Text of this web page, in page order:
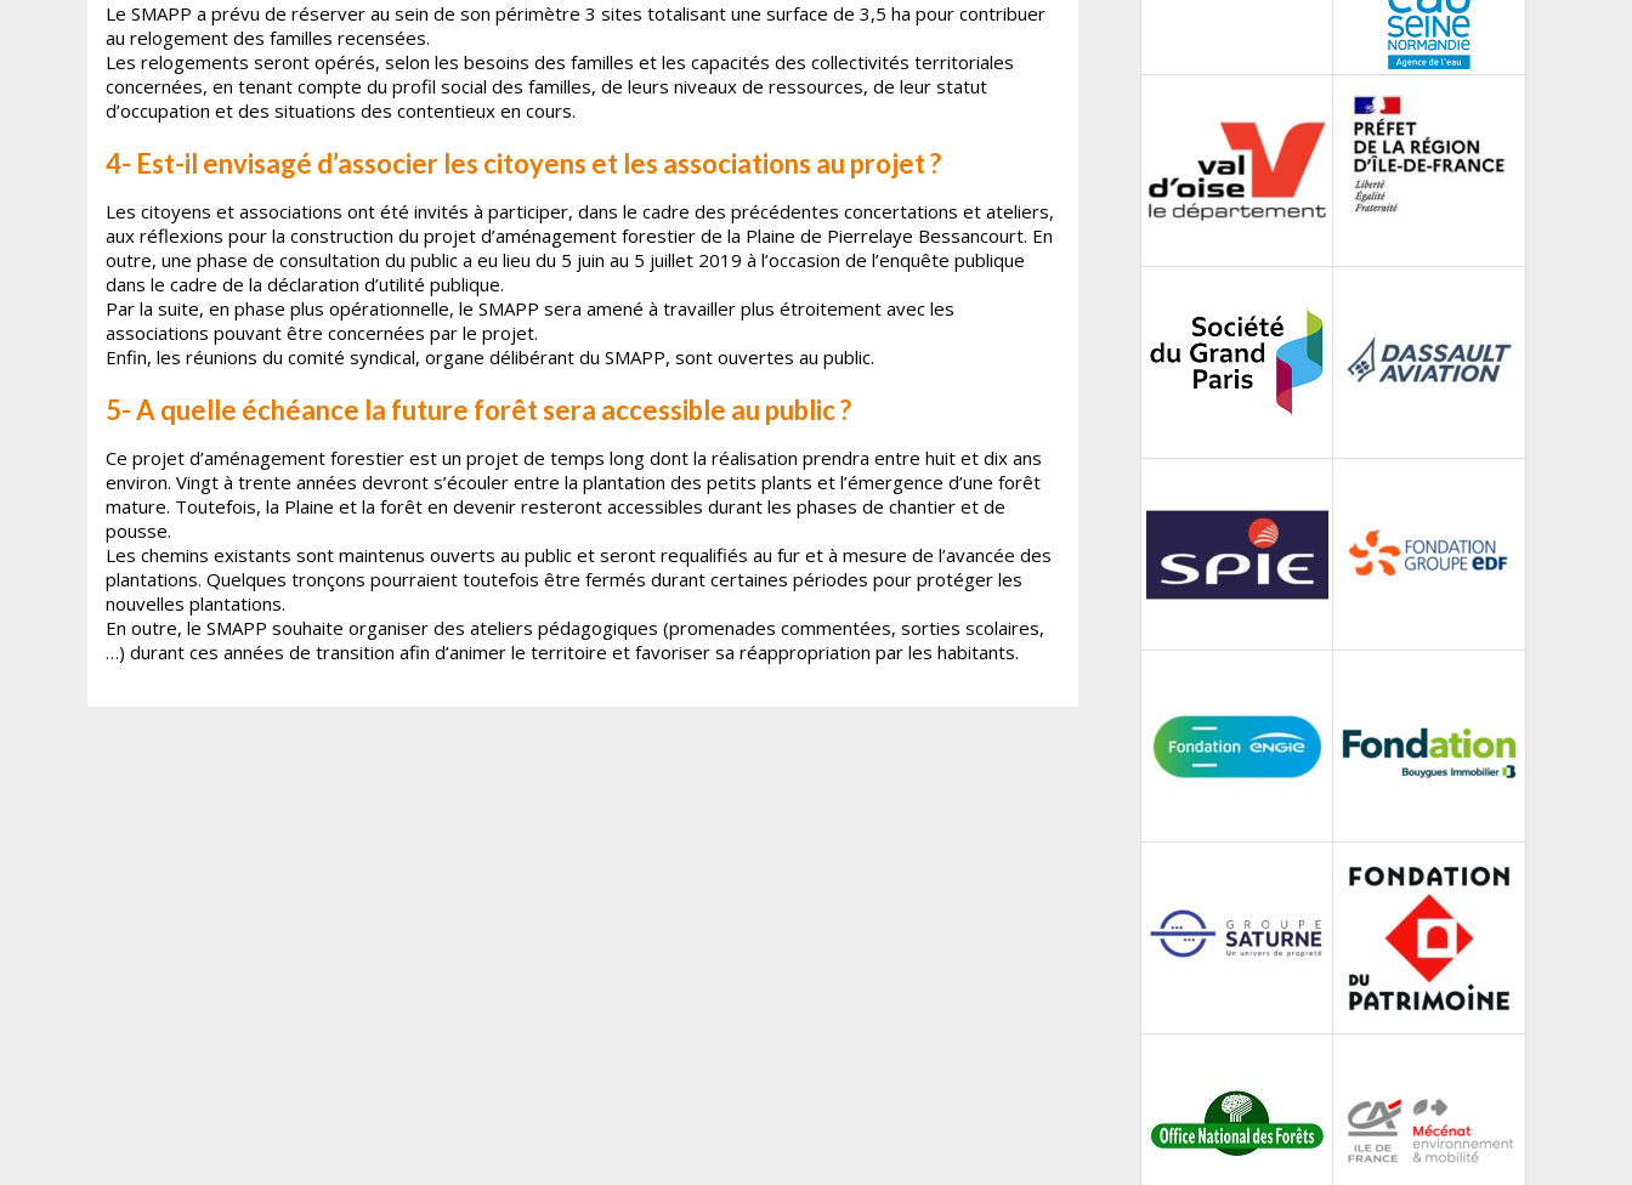
Le SMAPP a prévu de réserver au sein de son périmètre 3 sites totalisant une surface de 3,5 ha pour contribuer
au relogement des familles recensées.
Les relogements seront opérés, selon les besoins des familles et les capacités des collectivités territoriales
concernées, en tenant compte du profil social des familles, de leurs niveaux de ressources, de leur statut
d’occupation et des situations des contentieux en cours.
4- Est-il envisagé d’associer les citoyens et les associations au projet ?
Les citoyens et associations ont été invités à participer, dans le cadre des précédentes concertations et ateliers,
aux réflexions pour la construction du projet d’aménagement forestier de la Plaine de Pierrelaye Bessancourt. En
outre, une phase de consultation du public a eu lieu du 5 juin au 5 juillet 2019 à l’occasion de l’enquête publique
dans le cadre de la déclaration d’utilité publique.
Par la suite, en phase plus opérationnelle, le SMAPP sera amené à travailler plus étroitement avec les
associations pouvant être concernées par le projet.
Enfin, les réunions du comité syndical, organe délibérant du SMAPP, sont ouvertes au public.
5- A quelle échéance la future forêt sera accessible au public ?
Ce projet d’aménagement forestier est un projet de temps long dont la réalisation prendra entre huit et dix ans
environ. Vingt à trente années devront s’écouler entre la plantation des petits plants et l’émergence d’une forêt
mature. Toutefois, la Plaine et la forêt en devenir resteront accessibles durant les phases de chantier et de
pousse.
Les chemins existants sont maintenus ouverts au public et seront requalifiés au fur et à mesure de l’avancée des
plantations. Quelques tronçons pourraient toutefois être fermés durant certaines périodes pour protéger les
nouvelles plantations.
En outre, le SMAPP souhaite organiser des ateliers pédagogiques (promenades commentées, sorties scolaires,
…) durant ces années de transition afin d’animer le territoire et favoriser sa réappropriation par les habitants.